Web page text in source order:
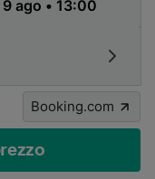
Booking.com